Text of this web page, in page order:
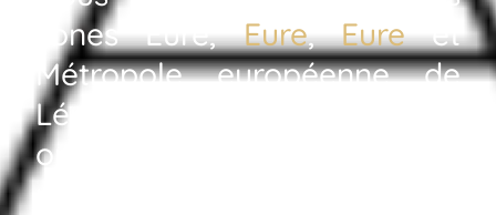
zones Eure,Eure,Eureet
Métropole européenne de
Léry pour vous proposer des
options sur mesure à votre
mode de vie. Grâce à notre